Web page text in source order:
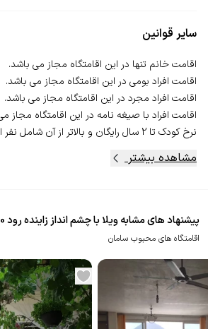
سایر قوانین
نرخ کودک تا 2 سال رایگان و بالاتر از آن شامل نفر اضافه...
مشاهده بیشتر
پیشنهاد های مشابه ویلا با چشم انداز زاینده رود 100 سامان
اقامتگاه های محبوب سامان